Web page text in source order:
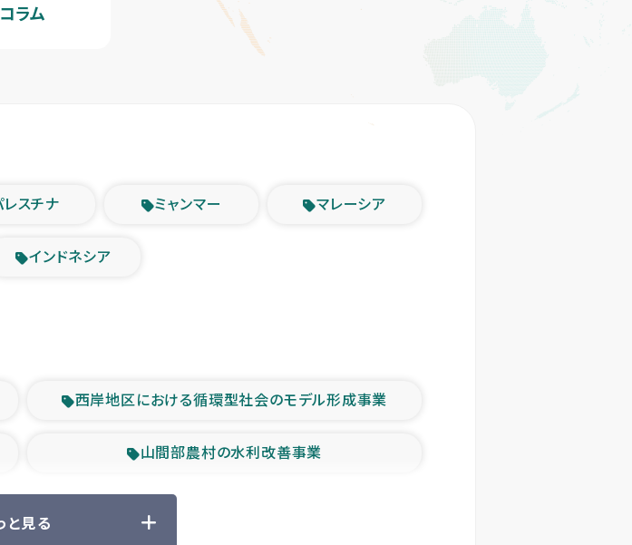
コラム
レスチナ ミャンマー マレーシア
インドネシア
西岸地区における循環型社会のモデル形成事業
山間部農村の水利改善事業
森林保全型農業の支援事業
と見る